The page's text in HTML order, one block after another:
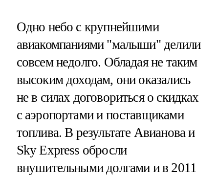
Одно небо с крупнейшими
авиакомпаниями "малыши" делили
совсем недолго. Обладая не таким
высоким доходам, они оказались
не в силах договориться о скидках
с аэропортами и поставщиками
топлива. В результате Авианова и
Sky Express обросли
внушительными долгами и в 2011